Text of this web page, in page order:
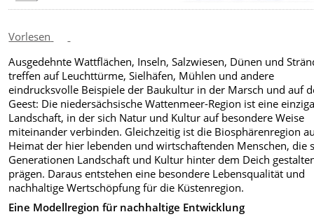
Vorlesen
Ausgedehnte Wattflächen, Inseln, Salzwiesen, Dünen und
treffen auf Leuchttürme, Sielhäfen, Mühlen und andere
eindrucksvolle Beispiele der Baukultur in der Marsch und auf
Geest: Die niedersächsische Wattenmeer-Region ist eine
Landschaft, in der sich Natur und Kultur auf besondere Weise
miteinander verbinden. Gleichzeitig ist die Biosphärenregion
Heimat der hier lebenden und wirtschaftenden Menschen, die
Generationen Landschaft und Kultur hinter dem Deich
prägen. Daraus entstehen eine besondere Lebensqualität und
nachhaltige Wertschöpfung für die Küstenregion.
Eine Modellregion für nachhaltige Entwicklung